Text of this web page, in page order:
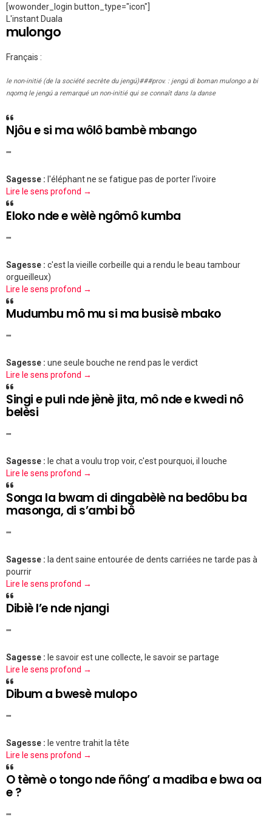
[wowonder_login button_type="icon"]
L'instant Duala
mulongo
Français :
le non-initié (de la société secrète du jengú)###prov. : jengú di boman mulongo a bi
nqomq le jengú a remarqué un non-initié qui se connaît dans la danse
Njôu e si ma wôlô bambè mbango
""
Sagesse : l'éléphant ne se fatigue pas de porter l'ivoire
Lire le sens profond →
Eloko nde e wèlè ngômô kumba
""
Sagesse : c'est la vieille corbeille qui a rendu le beau tambour
orgueilleux)
Lire le sens profond →
Mudumbu mô mu si ma busisè mbako
""
Sagesse : une seule bouche ne rend pas le verdict
Lire le sens profond →
Singi e puli nde jènè jita, mô nde e kwedi nô
belèsi
""
Sagesse : le chat a voulu trop voir, c'est pourquoi, il louche
Lire le sens profond →
Songa la bwam di dingabèlè na bedôbu ba
masonga, di s’ambi bô
""
Sagesse : la dent saine entourée de dents carriées ne tarde pas à
pourrir
Lire le sens profond →
Dibiè l’e nde njangi
""
Sagesse : le savoir est une collecte, le savoir se partage
Lire le sens profond →
Dibum a bwesè mulopo
""
Sagesse : le ventre trahit la tête
Lire le sens profond →
O tèmè o tongo nde ñông’ a madiba e bwa oa
e ?
""